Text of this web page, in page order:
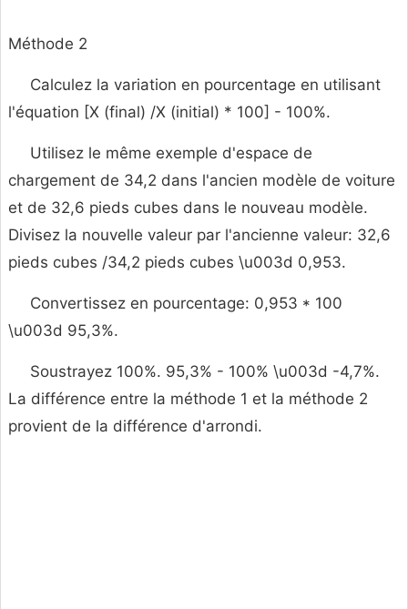
Méthode 2
Calculez la variation en pourcentage en utilisant
l'équation [X (final) /X (initial) * 100] - 100%.
Utilisez le même exemple d'espace de
chargement de 34,2 dans l'ancien modèle de voiture
et de 32,6 pieds cubes dans le nouveau modèle.
Divisez la nouvelle valeur par l'ancienne valeur: 32,6
pieds cubes /34,2 pieds cubes \u003d 0,953.
Convertissez en pourcentage: 0,953 * 100
\u003d 95,3%.
Soustrayez 100%. 95,3% - 100% \u003d -4,7%.
La différence entre la méthode 1 et la méthode 2
provient de la différence d'arrondi.